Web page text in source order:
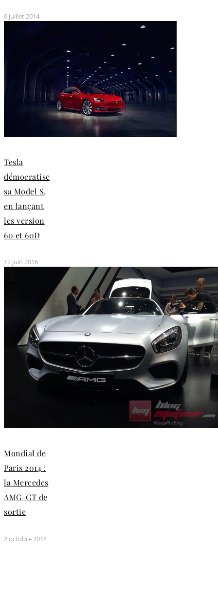
6 juillet 2014
Tesla
démocratise
sa Model S,
en lançant
les version
60 et 60D
12 juin 2016
Mondial de
Paris 2014 :
la Mercedes
AMG-GT de
sortie
2 octobre 2014